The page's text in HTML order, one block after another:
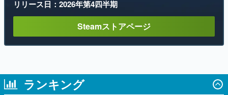
ランキング
1
「タバコを止められない猫耳キャラを描く
深夜枠アニメ」に視聴者の一部から批判意